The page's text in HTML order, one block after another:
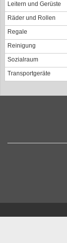
Leitern und Gerüste
Räder und Rollen
Regale
Reinigung
Sozialraum
Transportgeräte